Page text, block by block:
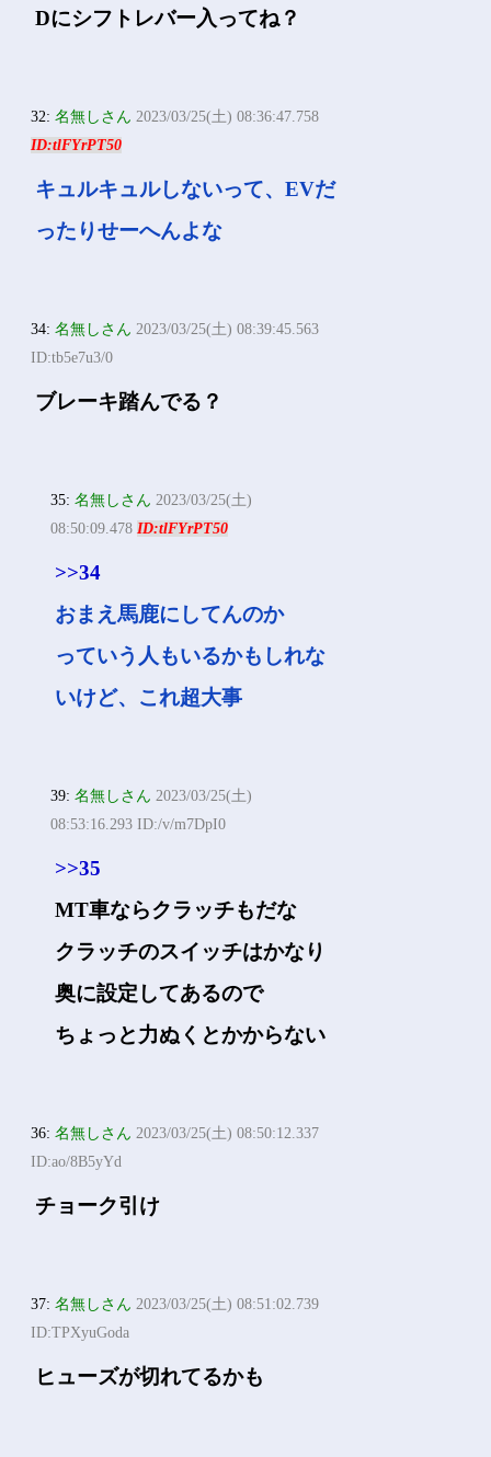
Dにシフトレバー入ってね？
32:名無しさん 2023/03/25(土) 08:36:47.758
ID:tlFYrPT50
キュルキュルしないって、EVだ
ったりせーへんよな
34:名無しさん 2023/03/25(土) 08:39:45.563
ID:tb5e7u3/0
ブレーキ踏んでる？
35:名無しさん 2023/03/25(土)
08:50:09.478ID:tlFYrPT50
>>34
おまえ馬鹿にしてんのか
っていう人もいるかもしれな
いけど、これ超大事
39:名無しさん 2023/03/25(土)
08:53:16.293 ID:/v/m7DpI0
>>35
MT車ならクラッチもだな
クラッチのスイッチはかなり
奥に設定してあるので
ちょっと力ぬくとかからない
36:名無しさん 2023/03/25(土) 08:50:12.337
ID:ao/8B5yYd
チョーク引け
37:名無しさん 2023/03/25(土) 08:51:02.739
ID:TPXyuGoda
ヒューズが切れてるかも